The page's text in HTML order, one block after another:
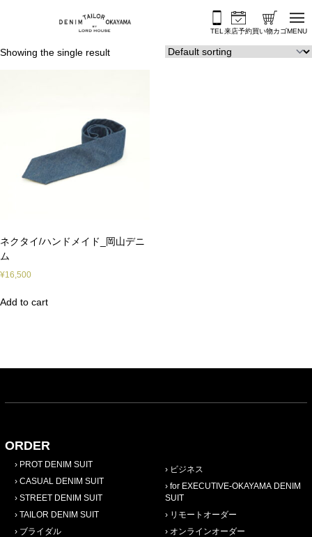
TEL 来店予約買い物カゴMENU
Showing the single result
ネクタイ/ハンドメイド_岡山デニ
ム
¥16,500
Add to cart
ORDER
PROT DENIM SUIT
CASUAL DENIM SUIT
STREET DENIM SUIT
TAILOR DENIM SUIT
ブライダル
ビジネス
for EXECUTIVE-OKAYAMA DENIM
SUIT
リモートオーダー
オンラインオーダー